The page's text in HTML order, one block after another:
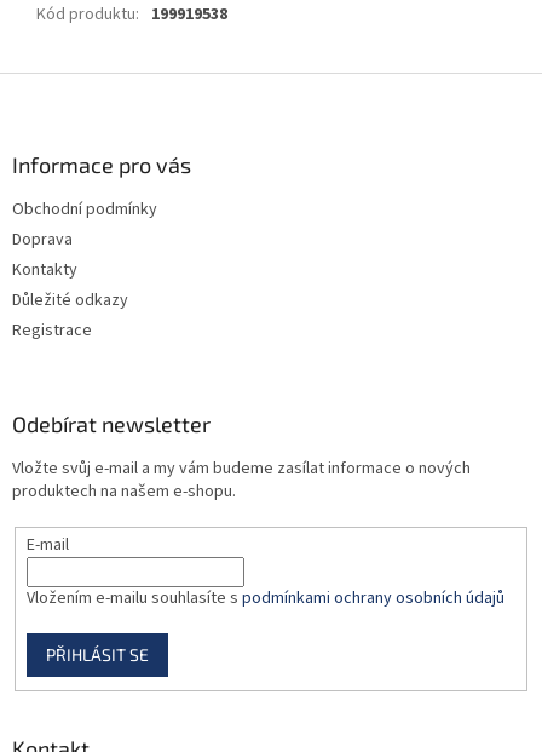
Kód produktu: 199919538
Informace pro vás
Obchodní podmínky
Doprava
Kontakty
Důležité odkazy
Registrace
Odebírat newsletter
Vložte svůj e-mail a my vám budeme zasílat informace o nových
produktech na našem e-shopu.
E-mail
Vložením e-mailu souhlasíte s podmínkami ochrany osobních údajů
PŘIHLÁSIT SE